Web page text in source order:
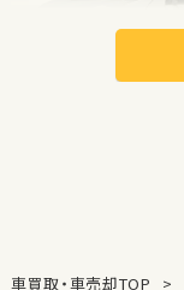
車買取・車売却TOP